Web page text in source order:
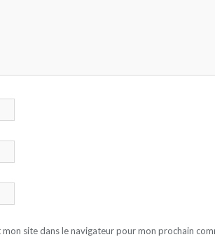
site dans le navigateur pour mon prochain